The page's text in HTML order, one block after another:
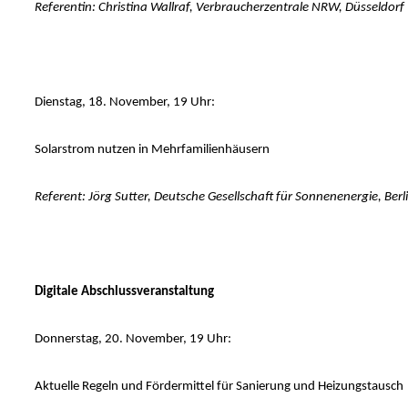
Referentin: Christina Wallraf, Verbraucherzentrale NRW, Düsseldorf
Dienstag, 18. November, 19 Uhr:
Solarstrom nutzen in Mehrfamilienhäusern
Referent: Jörg Sutter, Deutsche Gesellschaft für Sonnenenergie,
Digitale Abschlussveranstaltung
Donnerstag, 20. November, 19 Uhr:
Aktuelle Regeln und Fördermittel für Sanierung und Heizungstausch